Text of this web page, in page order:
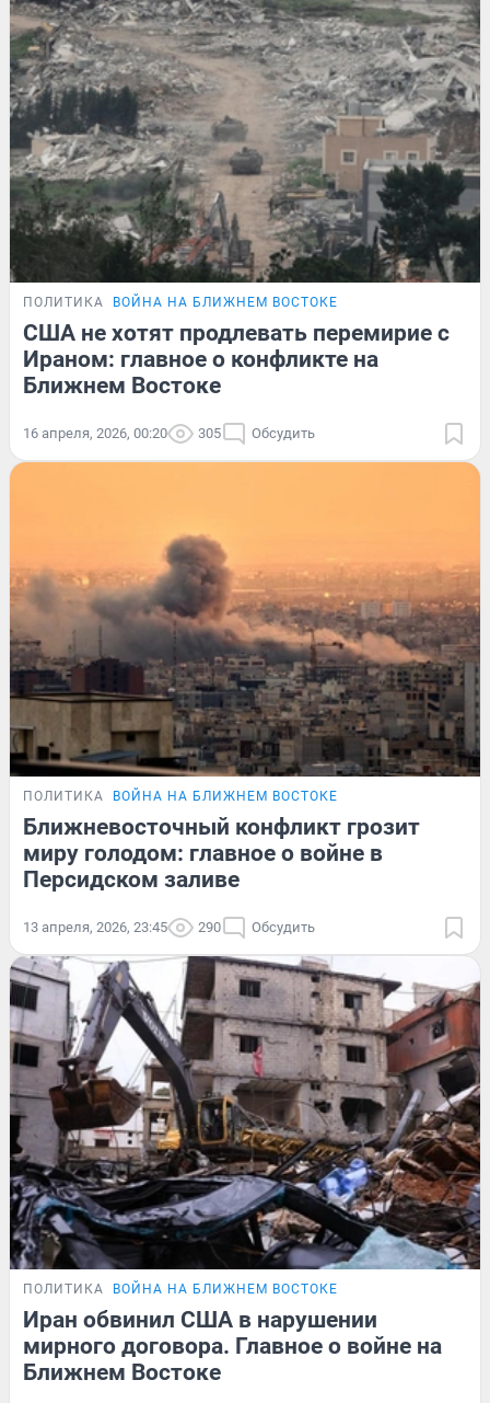
ПОЛИТИКА ВОЙНА НА БЛИЖНЕМ ВОСТОКЕ
США не хотят продлевать перемирие с
Ираном: главное о конфликте на
Ближнем Востоке
16 апреля, 2026, 00:20 305 Обсудить
ПОЛИТИКА ВОЙНА НА БЛИЖНЕМ ВОСТОКЕ
Ближневосточный конфликт грозит
миру голодом: главное о войне в
Персидском заливе
13 апреля, 2026, 23:45 290 Обсудить
ПОЛИТИКА ВОЙНА НА БЛИЖНЕМ ВОСТОКЕ
Иран обвинил США в нарушении
мирного договора. Главное о войне на
Ближнем Востоке